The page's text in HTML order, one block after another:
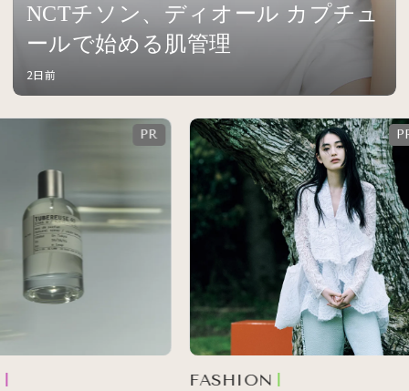
NCTチソン、ディオール カプチュ
ールで始める肌管理
2日前
FASHION